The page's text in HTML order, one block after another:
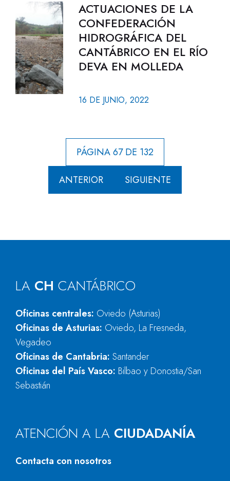
ACTUACIONES DE LA
CONFEDERACIÓN
HIDROGRÁFICA DEL
CANTÁBRICO EN EL RÍO
DEVA EN MOLLEDA
16 DE JUNIO, 2022
PÁGINA 67 DE 132
ANTERIOR SIGUIENTE
LA CH CANTÁBRICO
Oficinas centrales: Oviedo (Asturias)
Oficinas de Asturias: Oviedo, La Fresneda,
Vegadeo
Oficinas de Cantabria: Santander
Oficinas del País Vasco: Bilbao y Donostia/San
Sebastián
ATENCIÓN A LA CIUDADANÍA
Contacta con nosotros